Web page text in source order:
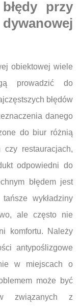
przy
obiektowej wiele
prowadzić do
błędów
danego
do biur różnią
restauracjach,
odpowiedni do
błędem jest
wykładziny
ale często nie
komfortu. Należy
antypoślizgowe
w miejscach o
może być
związanych z